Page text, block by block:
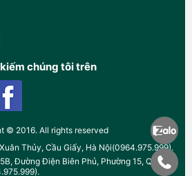
chúng tôi trên
© 2016. All rights reserved
Thủy, Cầu Giấy, Hà Nội(0964.975.999).
Đường Điện Biên Phủ, Phường 15, Quận